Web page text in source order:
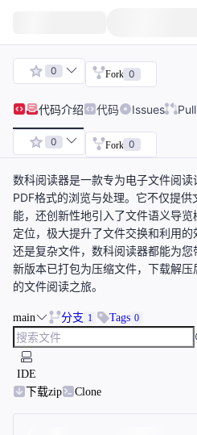
0 Fork 0
代码介绍 代码 Issues
0 Fork 0
数科阅读器是一款专为电子文件阅
PDF格式的浏览与处理。它不仅提
能，还创新性地引入了文件语义导
定位，极大提升了文件交换和利用
还是复杂文件，数科阅读器都能为
新版本已打包为压缩文件，下载解
的文件阅读之旅。
main 分支 1 Tags 0
IDE
下载zip
Clone